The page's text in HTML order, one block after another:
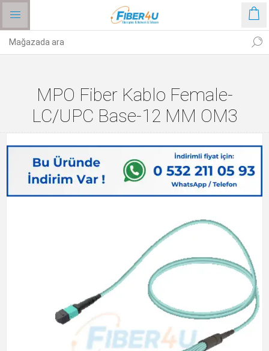
MPO Fiber Kablo Female-
LC/UPC Base-12 MM OM3